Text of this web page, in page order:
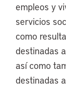
empleos y
servicios
como
destinadas
así como
destinadas